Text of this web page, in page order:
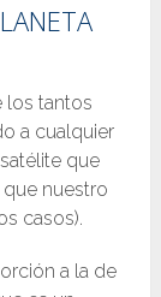
los tantos
a cualquier
que
nuestro
casos).
a la de